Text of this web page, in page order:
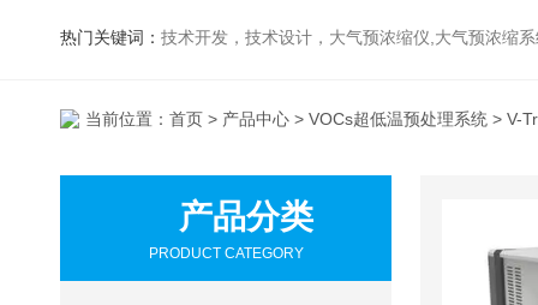
热门关键词： 技术开发，技术设计，大气预浓缩仪,大气预
当前位置： 首页 > 产品中心 > VOCs超低温预处理系统 > V-
产品分类
PRODUCT CATEGORY